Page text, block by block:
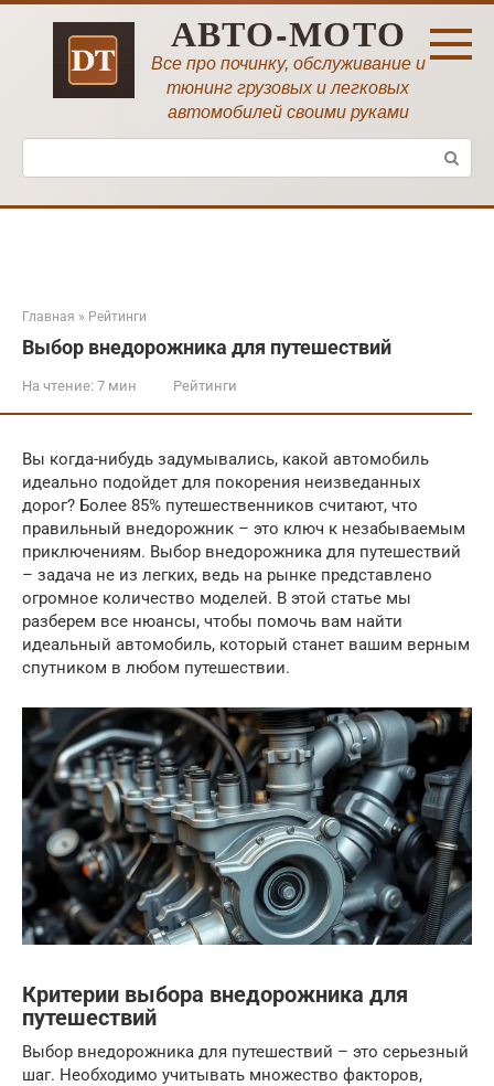
Перейти
АВТО-МОТО
Все про починку, обслуживание и
тюнинг грузовых и легковых
автомобилей своими руками
Поиск:
Главная » Рейтинги
Выбор внедорожника для путешествий
На чтение: 7 мин Рейтинги
Вы когда-нибудь задумывались, какой автомобиль
идеально подойдет для покорения неизведанных
дорог? Более 85% путешественников считают, что
правильный внедорожник – это ключ к незабываемым
приключениям. Выбор внедорожника для путешествий
– задача не из легких, ведь на рынке представлено
огромное количество моделей. В этой статье мы
разберем все нюансы, чтобы помочь вам найти
идеальный автомобиль, который станет вашим верным
спутником в любом путешествии.
Критерии выбора внедорожника для
путешествий
Выбор внедорожника для путешествий – это серьезный
шаг. Необходимо учитывать множество факторов,